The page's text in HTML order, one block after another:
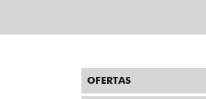
OFERTAS